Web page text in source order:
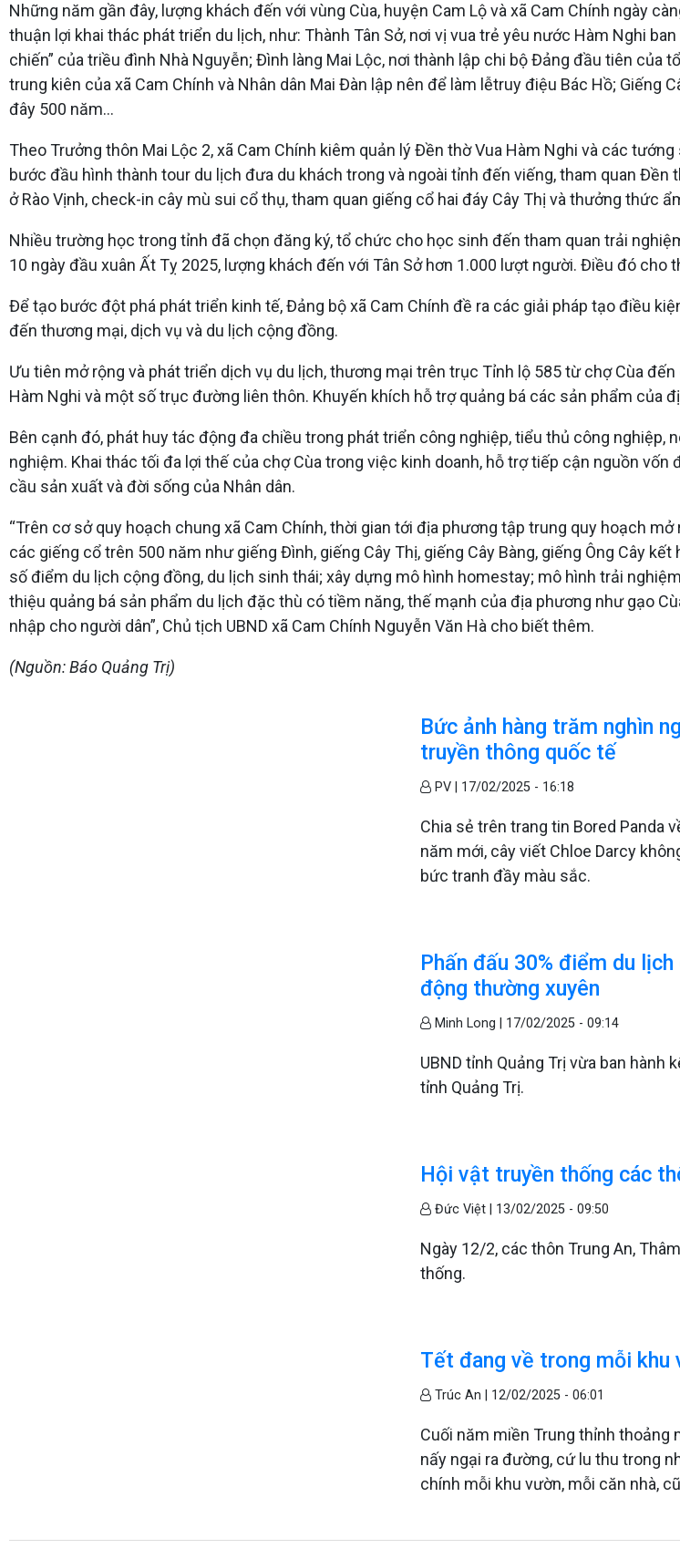
Những năm gần đây, lượng khách đến với vùng Cùa, huyện Cam Lộ và xã Cam Chính ngày
thuận lợi khai thác phát triển du lịch, như: Thành Tân Sở, nơi vị vua trẻ yêu nước Hàm Nghi
chiến” của triều đình Nhà Nguyễn; Đình làng Mai Lộc, nơi thành lập chi bộ Đảng đầu tiên của
trung kiên của xã Cam Chính và Nhân dân Mai Đàn lập nên để làm lễtruy điệu Bác Hồ;
đây 500 năm...
Theo Trưởng thôn Mai Lộc 2, xã Cam Chính kiêm quản lý Đền thờ Vua Hàm Nghi và các
bước đầu hình thành tour du lịch đưa du khách trong và ngoài tỉnh đến viếng, tham quan
ở Rào Vịnh, check-in cây mù sui cổ thụ, tham quan giếng cổ hai đáy Cây Thị và thưởng thức
Nhiều trường học trong tỉnh đã chọn đăng ký, tổ chức cho học sinh đến tham quan trải
10 ngày đầu xuân Ất Tỵ 2025, lượng khách đến với Tân Sở hơn 1.000 lượt người. Điều đó cho
Để tạo bước đột phá phát triển kinh tế, Đảng bộ xã Cam Chính đề ra các giải pháp tạo điều
đến thương mại, dịch vụ và du lịch cộng đồng.
Ưu tiên mở rộng và phát triển dịch vụ du lịch, thương mại trên trục Tỉnh lộ 585 từ chợ Cùa
Hàm Nghi và một số trục đường liên thôn. Khuyến khích hỗ trợ quảng bá các sản phẩm của
Bên cạnh đó, phát huy tác động đa chiều trong phát triển công nghiệp, tiểu thủ công nghiệp,
nghiệm. Khai thác tối đa lợi thế của chợ Cùa trong việc kinh doanh, hỗ trợ tiếp cận nguồn
cầu sản xuất và đời sống của Nhân dân.
“Trên cơ sở quy hoạch chung xã Cam Chính, thời gian tới địa phương tập trung quy hoạch
các giếng cổ trên 500 năm như giếng Đình, giếng Cây Thị, giếng Cây Bàng, giếng Ông Cây
số điểm du lịch cộng đồng, du lịch sinh thái; xây dựng mô hình homestay; mô hình trải
thiệu quảng bá sản phẩm du lịch đặc thù có tiềm năng, thế mạnh của địa phương như gạo
nhập cho người dân”, Chủ tịch UBND xã Cam Chính Nguyễn Văn Hà cho biết thêm.
(Nguồn: Báo Quảng Trị)
Bức ảnh hàng trăm nghìn
truyền thông quốc tế
PV | 17/02/2025 - 16:18
Chia sẻ trên trang tin Bored Panda
năm mới, cây viết Chloe Darcy
bức tranh đầy màu sắc.
Phấn đấu 30% điểm du
động thường xuyên
Minh Long | 17/02/2025 - 09:14
UBND tỉnh Quảng Trị vừa ban
tỉnh Quảng Trị.
Hội vật truyền thống các
Đức Việt | 13/02/2025 - 09:50
Ngày 12/2, các thôn Trung An,
thống.
Tết đang về trong mỗi khu
Trúc An | 12/02/2025 - 06:01
Cuối năm miền Trung thỉnh thoảng
nấy ngại ra đường, cứ lu thu trong
chính mỗi khu vườn, mỗi căn nhà,